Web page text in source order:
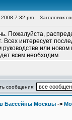
7:32 pm Заголовок
Пожалуйста,
Всех интересует
или
всем необходим.
сообщения:
Бассейны Москвы ->